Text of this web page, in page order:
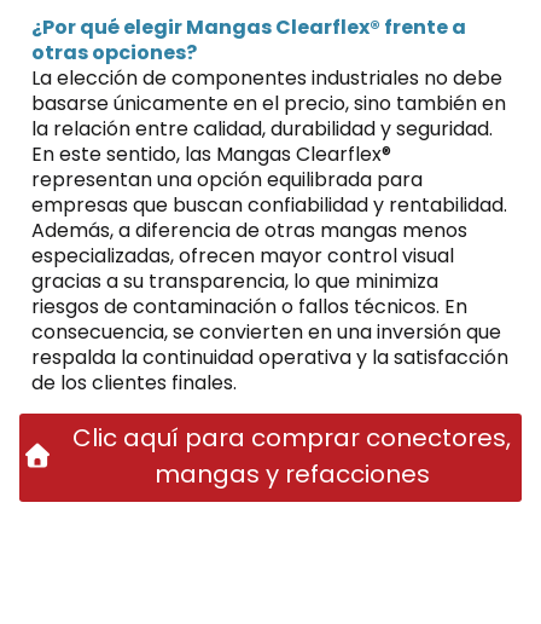
¿Por qué elegir Mangas Clearflex® frente a
otras opciones?
La elección de componentes industriales no debe
basarse únicamente en el precio, sino también en
la relación entre calidad, durabilidad y seguridad.
En este sentido, las Mangas Clearflex®
representan una opción equilibrada para
empresas que buscan confiabilidad y rentabilidad.
Además, a diferencia de otras mangas menos
especializadas, ofrecen mayor control visual
gracias a su transparencia, lo que minimiza
riesgos de contaminación o fallos técnicos. En
consecuencia, se convierten en una inversión que
respalda la continuidad operativa y la satisfacción
de los clientes finales.
Clic aquí para comprar conectores,
mangas y refacciones